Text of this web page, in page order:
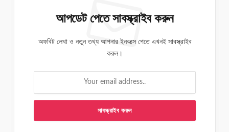
আপডেট পেতে সাবস্ক্রাইব করুন
অফবিট লেখা ও নতুন তথ্য আপনার ইনবক্সে পেতে এখনই সাবস্ক্রাইব
করুন।